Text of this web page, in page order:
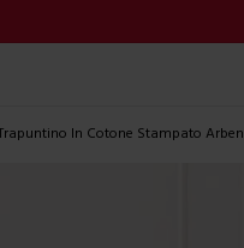
In Cotone Stampato Arben